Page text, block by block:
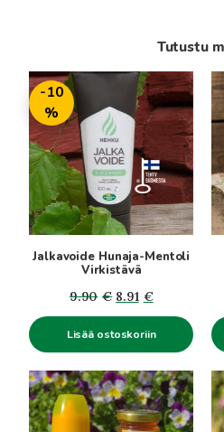
Tutustu
-10
%
Jalkavoide Hunaja-Mentoli
Virkistävä
9.90 € Alkuperäinen
hinta
oli:
8.91 €Nykyinen
hinta
on:
Lisää ostoskoriin
Tällä
tuotteella
on